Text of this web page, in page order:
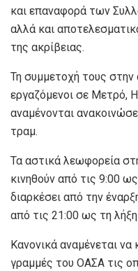
και επαναφορά των
αλλά και
της ακρίβειας.
Τη συμμετοχή τους στην
εργαζόμενοι σε Μετρό,
αναμένονται
τραμ.
Τα αστικά λεωφορεία
κινηθούν από τις 9:00
διαρκέσει από την
από τις 21:00 ως τη
Κανονικά αναμένεται
γραμμές του ΟΑΣΑ τις